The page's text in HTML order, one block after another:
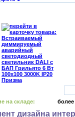
на складе: более